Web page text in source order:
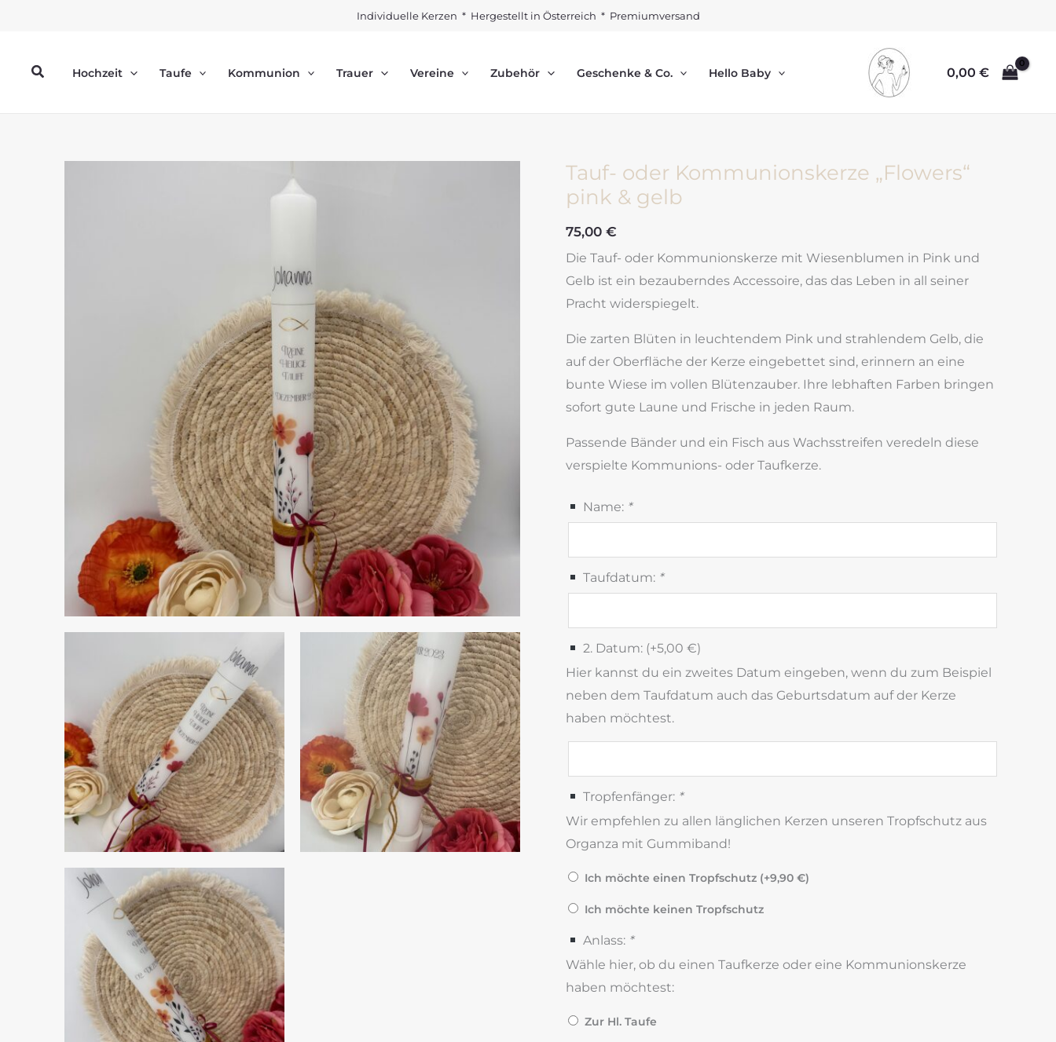
Individuelle Kerzen * Hergestellt in Österreich * Premiumversand
SuchenHochzeit Taufe Kommunion Trauer Vereine Zubehör Geschenke & Co. Hello Baby 0,00 €
Tauf- oder Kommunionskerze „Flowers“
pink & gelb
75,00 €
Die Tauf- oder Kommunionskerze mit Wiesenblumen in Pink und
Gelb ist ein bezauberndes Accessoire, das das Leben in all seiner
Pracht widerspiegelt.
Die zarten Blüten in leuchtendem Pink und strahlendem Gelb, die
auf der Oberfläche der Kerze eingebettet sind, erinnern an eine
bunte Wiese im vollen Blütenzauber. Ihre lebhaften Farben bringen
sofort gute Laune und Frische in jeden Raum.
Passende Bänder und ein Fisch aus Wachsstreifen veredeln diese
verspielte Kommunions- oder Taufkerze.
Name: *
Taufdatum: *
2. Datum: (+5,00€)
Hier kannst du ein zweites Datum eingeben, wenn du zum Beispiel
neben dem Taufdatum auch das Geburtsdatum auf der Kerze
haben möchtest.
Tropfenfänger: *
Wir empfehlen zu allen länglichen Kerzen unseren Tropfschutz aus
Organza mit Gummiband!
Ich möchte einen Tropfschutz (+9,90 €)
Ich möchte keinen Tropfschutz
Anlass: *
Wähle hier, ob du einen Taufkerze oder eine Kommunionskerze
haben möchtest:
Zur Hl. Taufe